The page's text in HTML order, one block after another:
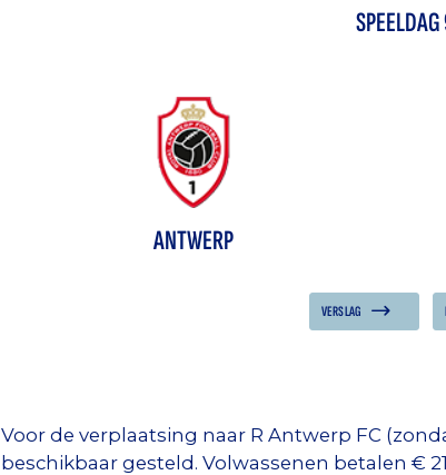
SPEELDAG
ANTWERP
VERSLAG
Voor de verplaatsing naar R Antwerp FC
beschikbaar gesteld. Volwassenen betalen €